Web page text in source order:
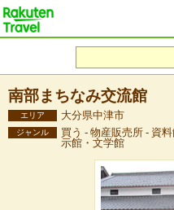
南部まちなみ交流館
エリア 大分県中津市
ジャンル
買う - 物産販売所 - 資
示館・文学館